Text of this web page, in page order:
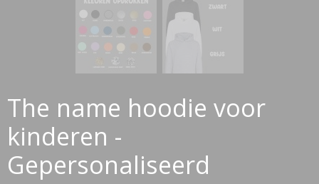
The name hoodie voor
kinderen -
Gepersonaliseerd